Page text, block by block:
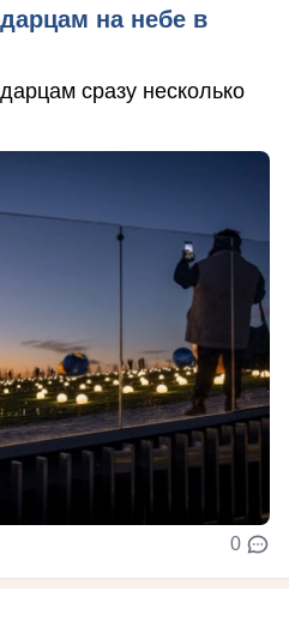
на небе в
сразу несколько
0